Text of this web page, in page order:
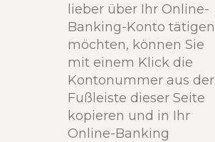
lieber über Ihr Online-
Banking-Konto tätigen
möchten, können Sie
mit einem Klick die
Kontonummer aus der
Fußleiste dieser Seite
kopieren und in Ihr
Online-Banking